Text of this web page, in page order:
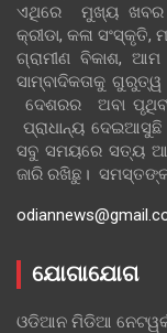
ଏଥିରେ ମୁଖ୍ୟ ଖବର
କ୍ରୀଡା, କଳା ସଂସ୍କୃତି,
ଗ୍ରାମୀଣ ବିକାଶ,
ସାମ୍ବାଦିକତାକୁ
ଦେଶରର ଅବା
ପ୍ରାଧାନ୍ୟ
ସବୁ ସମୟରେ ସତ୍ୟ
ଜାରି ରଖିଛୁ।
ଯୋଗାଯୋଗ
ଓଡିଆନ ମିଡିଆ